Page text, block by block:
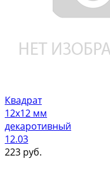
Квадрат
12х12 мм
декаротивный
12.03
223 руб.